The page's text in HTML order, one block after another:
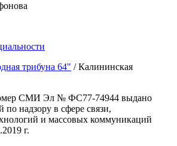
трибуна 64" / Калининская
СМИ Эл № ФС77-74944 выдано
по надзору в сфере связи,
и массовых коммуникаций
г.